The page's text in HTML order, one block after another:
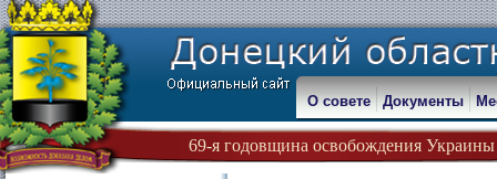
69-я годовщина освобождения
О совете Документы